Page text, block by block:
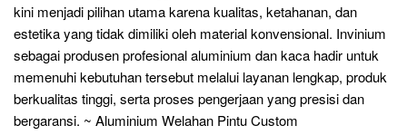
kini menjadi pilihan utama karena kualitas, ketahanan, dan
estetika yang tidak dimiliki oleh material konvensional. Invinium
sebagai produsen profesional aluminium dan kaca hadir untuk
memenuhi kebutuhan tersebut melalui layanan lengkap, produk
berkualitas tinggi, serta proses pengerjaan yang presisi dan
bergaransi. ~ Aluminium Welahan Pintu Custom